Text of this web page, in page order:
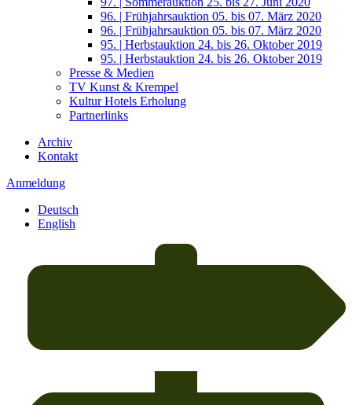
96. | Frühjahrsauktion 05. bis 07. März 2020
96. | Frühjahrsauktion 05. bis 07. März 2020
95. | Herbstauktion 24. bis 26. Oktober 2019
95. | Herbstauktion 24. bis 26. Oktober 2019
Presse & Medien
TV Kunst & Krempel
Kultur Hotels Erholung
Partnerlinks
Archiv
Kontakt
Anmeldung
Deutsch
English